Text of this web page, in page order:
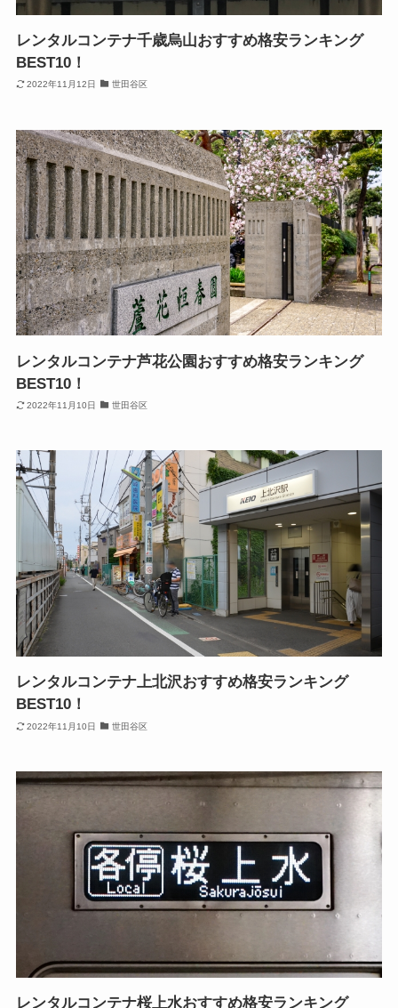
レンタルコンテナ千歳烏山おすすめ格安ランキング
BEST10！
2022年11月12日 世田谷区
レンタルコンテナ芦花公園おすすめ格安ランキング
BEST10！
2022年11月10日 世田谷区
レンタルコンテナ上北沢おすすめ格安ランキング
BEST10！
2022年11月10日 世田谷区
レンタルコンテナ桜上水おすすめ格安ランキング